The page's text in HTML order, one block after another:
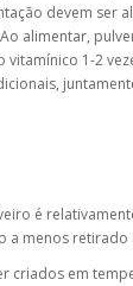
devem ser
alimentar,
vitamínico 1-2
é
a menos retirado
criados em